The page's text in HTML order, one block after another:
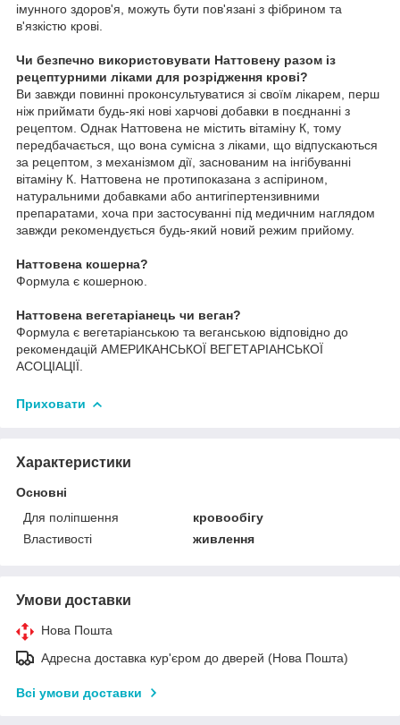
імунного здоров'я, можуть бути пов'язані з фібрином та
в'язкістю крові.
Чи безпечно використовувати Наттовену разом із
рецептурними ліками для розрідження крові?
Ви завжди повинні проконсультуватися зі своїм лікарем, перш
ніж приймати будь-які нові харчові добавки в поєднанні з
рецептом. Однак Наттовена не містить вітаміну К, тому
передбачається, що вона сумісна з ліками, що відпускаються
за рецептом, з механізмом дії, заснованим на інгібуванні
вітаміну К. Наттовена не протипоказана з аспірином,
натуральними добавками або антигіпертензивними
препаратами, хоча при застосуванні під медичним наглядом
завжди рекомендується будь-який новий режим прийому.
Наттовена кошерна?
Формула є кошерною.
Наттовена вегетаріанець чи веган?
Формула є вегетаріанською та веганською відповідно до
рекомендацій АМЕРИКАНСЬКОЇ ВЕГЕТАРІАНСЬКОЇ
АСОЦІАЦІЇ.
Приховати
Характеристики
Основні
Для поліпшення
кровообігу
Властивості
живлення
Умови доставки
Нова Пошта
Адресна доставка кур'єром до дверей (Нова Пошта)
Всі умови доставки